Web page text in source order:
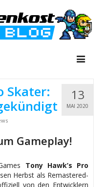
13
MAI 2020
Skater:
Gameplay!
Tony Hawk’s Pro
Herbst als Remastered-
von den Entwicklern